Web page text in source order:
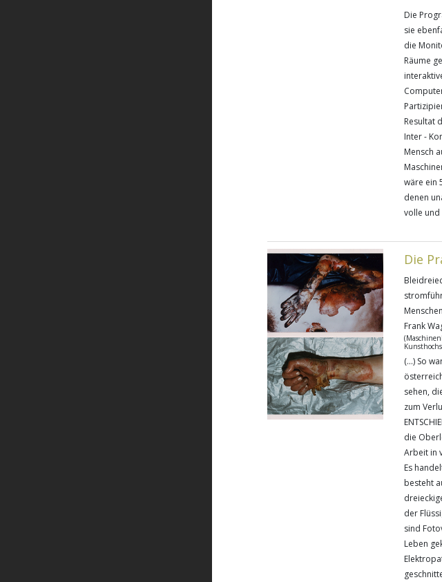
Die
sie
die
Räume
Resultat
Inter -
Mensch
wäre ein
denen
volle und
Die
Frank
(...) So
sehen,
zum
die
Arbeit in
Es
besteht
der
sind
Leben